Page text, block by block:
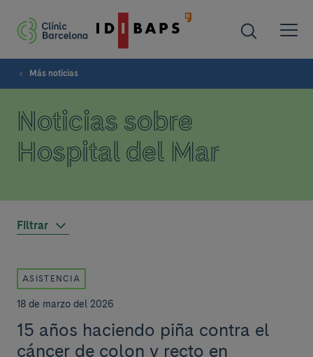
Más noticias
Noticias sobre
Hospital del Mar
Filtrar
ASISTENCIA
18 de marzo del 2026
15 años haciendo piña contra el
cáncer de colon y recto en